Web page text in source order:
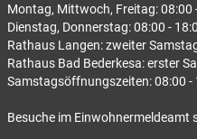
Montag, Mittwoch, Freitag: 08:00
Dienstag, Donnerstag: 08:00 -
Rathaus Langen: zweiter
Rathaus Bad Bederkesa: erster
Samstagsöffnungszeiten: 08:00 -
Besuche im Einwohnermeldeamt